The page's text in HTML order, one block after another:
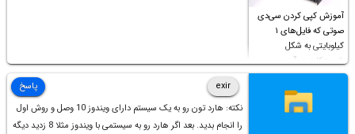
آموزش کپی کردن سی‌دی
صوتی که فایل‌های ۱
کیلوبایتی به شکل
شورت‌کات در آن موجود
است!
exir
نکته: هارد تون رو به یک سیستم دارای ویندوز 10 وصل و روش اول
را انجام بدید. بعد اگر هارد رو به سیستمی با ویندوز مثلا 8 زدید دیگه
پاسخ